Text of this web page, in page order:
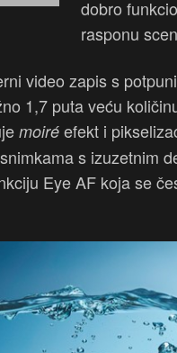
dobro
rasponu
video zapis s
1,7 puta veću
moiré efekt i
s izuzetnim
Eye AF koja se